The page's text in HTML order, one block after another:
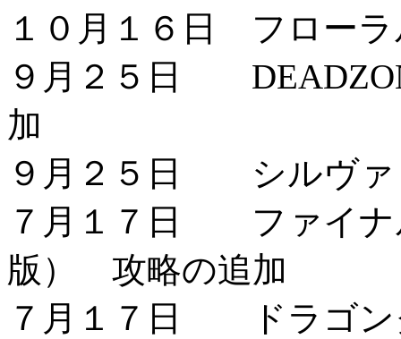
１０月１６日 フロー
９月２５日
加
９月２５日 シルヴァ
７月１７日 ファイナ
版） 攻略の追加
７月１７日 ドラゴン